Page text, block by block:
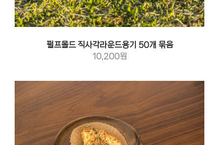
펄프몰드 직사각라운드용기 50개 묶음
10,200원